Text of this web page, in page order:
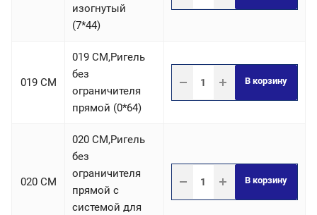
изогнутый
(7*44)
019 СM
019 СM,Ригель
без
ограничителя
прямой (0*64)
В корзину
020 СM
020 СM,Ригель
без
ограничителя
прямой с
системой для
В корзину